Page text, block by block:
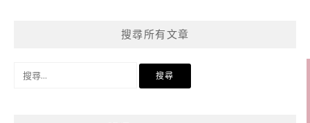
搜尋所有文章